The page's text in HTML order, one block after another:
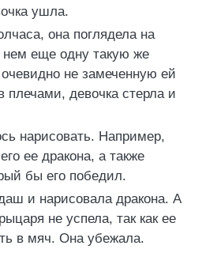
ушла.
она поглядела на
нем еще одну такую же
не замеченную ей
плечами, девочка стерла и
нарисовать. Например,
ее дракона, а также
бы его победил.
и нарисовала дракона. А
не успела, так как ее
в мяч. Она убежала.